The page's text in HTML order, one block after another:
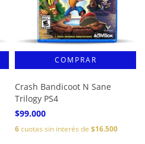
Crash Bandicoot N Sane
Trilogy PS4
$99.000
6cuotas sin interés de $16.500